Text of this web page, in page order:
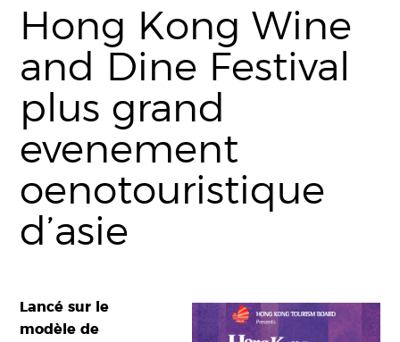
Hong Kong Wine
and Dine Festival
plus grand
evenement
oenotouristique
d’asie
Lancé sur le
modèle de